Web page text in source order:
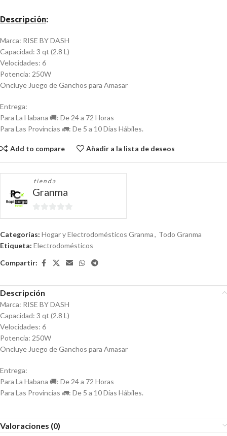
Descripción:
Marca: RISE BY DASH
Capacidad: 3 qt (2.8 L)
Velocidades: 6
Potencia: 250W
Oncluye Juego de Ganchos para Amasar
Entrega:
Para La Habana 🚚: De 24 a 72 Horas
Para Las Provincias 🚛: De 5 a 10 Días Hábiles.
Add to compare Añadir a la lista de deseos
tienda
Granma
0
Categorías: Hogar y Electrodomésticos Granma, Todo Granma
Etiqueta: Electrodomésticos
Compartir:
Descripción
Marca: RISE BY DASH
Capacidad: 3 qt (2.8 L)
Velocidades: 6
Potencia: 250W
Oncluye Juego de Ganchos para Amasar
Entrega:
Para La Habana 🚚: De 24 a 72 Horas
Para Las Provincias 🚛: De 5 a 10 Días Hábiles.
Valoraciones (0)